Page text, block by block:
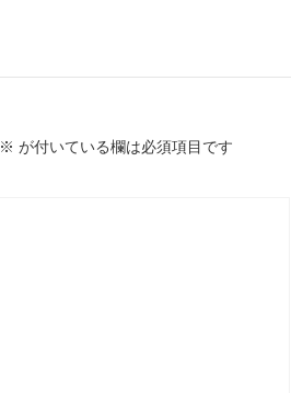
※ が付いている欄は必須項目です